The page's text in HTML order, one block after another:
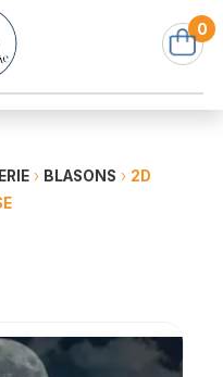
› BLASONS › 2D
0